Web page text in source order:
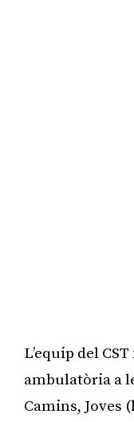
L’equip del
ambulatòria a
Camins, Joves